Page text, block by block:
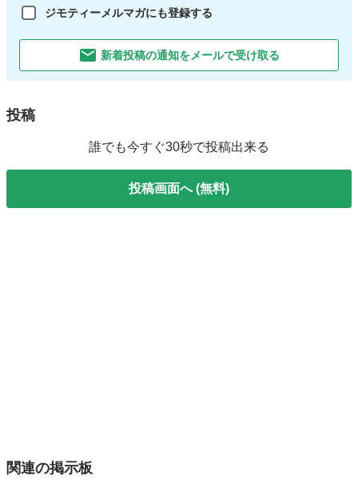
ジモティーメルマガにも登録する
新着投稿の通知をメールで受け取る
投稿
誰でも今すぐ30秒で投稿出来る
投稿画面へ (無料)
関連の掲示板